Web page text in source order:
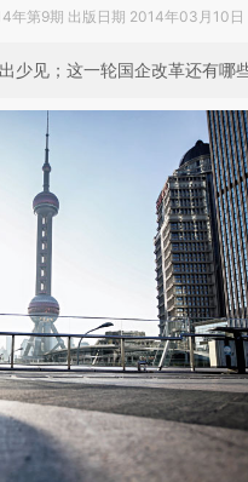
年第9期 出版日期 2014年03月10日
少见；这一轮国企改革还有哪